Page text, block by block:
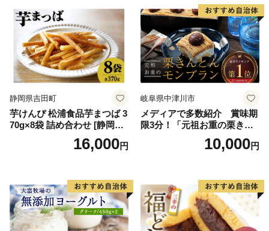
誕生日 カップ 詰め合わせ バ
ラエティ | バニラ チョコレー
ト ストロベリー ピスタチオ
バニラ＆クッキー ウベ 沖縄
紅イモ 塩ちんすこう 沖縄シ
ークヮーサー 沖縄黒糖 琉球
ロイヤルミルクティ 沖縄パ
イン
道産アイス 道産アイスクリ
ーム ギフト 詰合せ 詰め合わ
せ ふるさと納税 ）
静岡県吉田町
芋けんぴ 松浦食品芋まつば 3
70g×8袋 詰め合わせ [静岡伊
勢丹(松浦食品) 静岡県 吉田町
22424274] 芋ケンピ セット
16,000円
岐阜県中津川市
メディアで多数紹介 賞味期
限3分！「元祖お重の栗きん
とんモンブラン」 【未来の
ご褒美】スイーツ 栗 モンブ
子 菓子 F4N-2298
10,000円